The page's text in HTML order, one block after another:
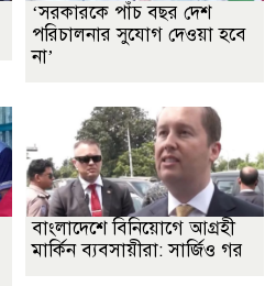
‘সরকারকে পাঁচ বছর দেশ
পরিচালনার সুযোগ দেওয়া হবে
না’
বাংলাদেশে বিনিয়োগে আগ্রহী
মার্কিন ব্যবসায়ীরা: সার্জিও গর